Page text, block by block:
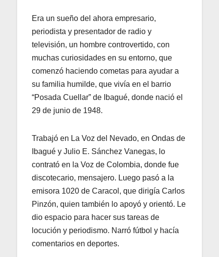
Era un sueño del ahora empresario,
periodista y presentador de radio y
televisión, un hombre controvertido, con
muchas curiosidades en su entorno, que
comenzó haciendo cometas para ayudar a
su familia humilde, que vivía en el barrio
“Posada Cuellar” de Ibagué, donde nació el
29 de junio de 1948.
Trabajó en La Voz del Nevado, en Ondas de
Ibagué y Julio E. Sánchez Vanegas, lo
contrató en la Voz de Colombia, donde fue
discotecario, mensajero. Luego pasó a la
emisora 1020 de Caracol, que dirigía Carlos
Pinzón, quien también lo apoyó y orientó. Le
dio espacio para hacer sus tareas de
locución y periodismo. Narró fútbol y hacía
comentarios en deportes.